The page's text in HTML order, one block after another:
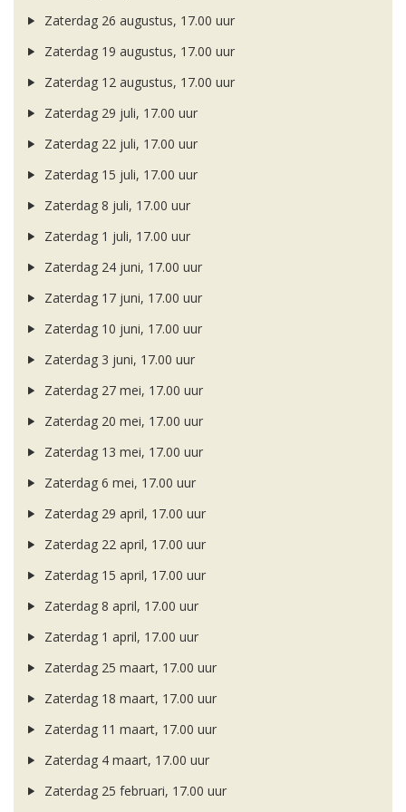
Zaterdag 26 augustus, 17.00 uur
Zaterdag 19 augustus, 17.00 uur
Zaterdag 12 augustus, 17.00 uur
Zaterdag 29 juli, 17.00 uur
Zaterdag 22 juli, 17.00 uur
Zaterdag 15 juli, 17.00 uur
Zaterdag 8 juli, 17.00 uur
Zaterdag 1 juli, 17.00 uur
Zaterdag 24 juni, 17.00 uur
Zaterdag 17 juni, 17.00 uur
Zaterdag 10 juni, 17.00 uur
Zaterdag 3 juni, 17.00 uur
Zaterdag 27 mei, 17.00 uur
Zaterdag 20 mei, 17.00 uur
Zaterdag 13 mei, 17.00 uur
Zaterdag 6 mei, 17.00 uur
Zaterdag 29 april, 17.00 uur
Zaterdag 22 april, 17.00 uur
Zaterdag 15 april, 17.00 uur
Zaterdag 8 april, 17.00 uur
Zaterdag 1 april, 17.00 uur
Zaterdag 25 maart, 17.00 uur
Zaterdag 18 maart, 17.00 uur
Zaterdag 11 maart, 17.00 uur
Zaterdag 4 maart, 17.00 uur
Zaterdag 25 februari, 17.00 uur